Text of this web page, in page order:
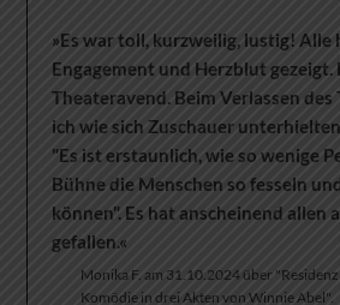
»Es war toll, kurzweilig, lustig! Alle
Engagement und Herzblut gezeigt.
Theateravend. Beim Verlassen
ich wie sich Zuschauer
"Es ist erstaunlich, wie so wenige
Bühne die Menschen so fesseln
können". Es hat anscheinend allen
gefallen.«
Monika F. am 31.10.2024 über "Residenz
Komödie in drei Akten von Winnie Abel".